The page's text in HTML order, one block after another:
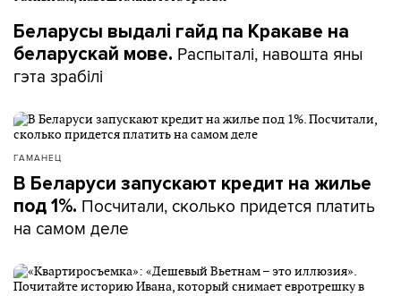
Беларусы выдалі гайд па Кракаве на
беларускай мове. Распыталі, навошта яны
гэта зрабілі
ГАМАНЕЦ
В Беларуси запускают кредит на жилье
под 1%. Посчитали, сколько придется платить
на самом деле